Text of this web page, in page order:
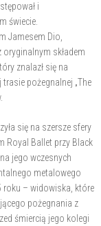
i
świecie.
Jamesem Dio,
oryginalnym składem
znalazł się na
pożegnalnej „The
się na szersze sfery
Royal Ballet przy Black
jego wczesnych
metalowego
roku – widowiska, które
pożegnania z
śmiercią jego kolegi